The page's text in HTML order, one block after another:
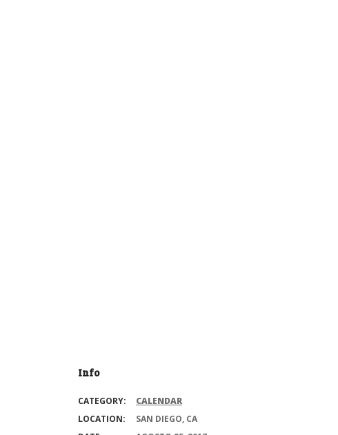
Info
CATEGORY:
CALENDAR
LOCATION:
SAN DIEGO, CA